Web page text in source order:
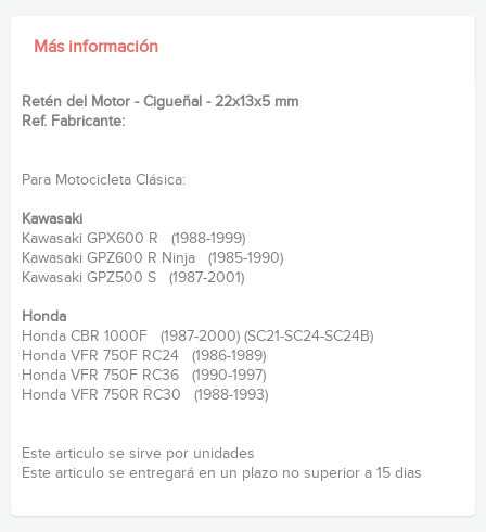
Más información
Retén del Motor - Cigueñal - 22x13x5 mm
Ref. Fabricante:
Para Motocicleta Clásica:
Kawasaki
Kawasaki GPX600 R (1988-1999)
Kawasaki GPZ600 R Ninja (1985-1990)
Kawasaki GPZ500 S (1987-2001)
Honda
Honda CBR 1000F (1987-2000) (SC21-SC24-SC24B)
Honda VFR 750F RC24 (1986-1989)
Honda VFR 750F RC36 (1990-1997)
Honda VFR 750R RC30 (1988-1993)
Este articulo se sirve por unidades
Este articulo se entregará en un plazo no superior a 15 dias